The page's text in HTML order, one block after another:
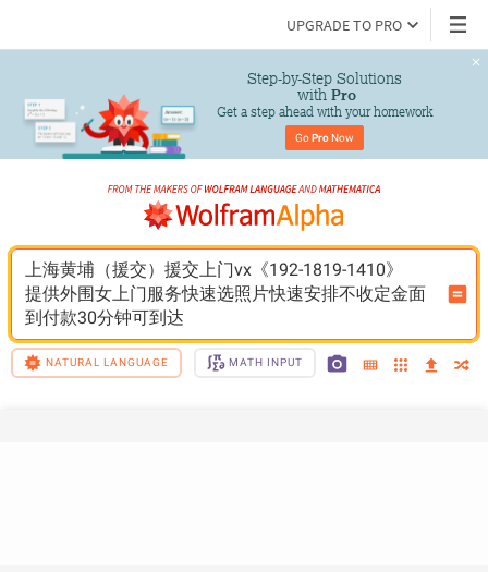
UPGRADE TO PRO
Step-by-Step Solutions
with Pro
Get a step ahead with your homework
Go Pro Now
上海黄埔（援交）援交上门vx《192-1819-1410》
提供外围女上门服务快速选照片快速安排不收定金面
到付款30分钟可到达
NATURAL LANGUAGE MATH INPUT